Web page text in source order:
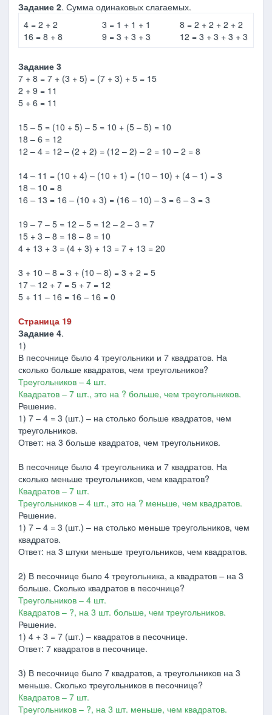
Задание 2. Сумма одинаковых слагаемых.
4 = 2 + 2
16 = 8 + 8
3 = 1 + 1 + 1
9 = 3 + 3 + 3
8 = 2 + 2 + 2 + 2
12 = 3 + 3 + 3 + 3
Задание 3
7 + 8 = 7 + (3 + 5) = (7 + 3) + 5 = 15
2 + 9 = 11
5 + 6 = 11
15 – 5 = (10 + 5) – 5 = 10 + (5 – 5) = 10
18 – 6 = 12
12 – 4 = 12 – (2 + 2) = (12 – 2) – 2 = 10 – 2 = 8
14 – 11 = (10 + 4) – (10 + 1) = (10 – 10) + (4 – 1) = 3
18 – 10 = 8
16 – 13 = 16 – (10 + 3) = (16 – 10) – 3 = 6 – 3 = 3
19 – 7 – 5 = 12 – 5 = 12 – 2 – 3 = 7
15 + 3 – 8 = 18 – 8 = 10
4 + 13 + 3 = (4 + 3) + 13 = 7 + 13 = 20
3 + 10 – 8 = 3 + (10 – 8) = 3 + 2 = 5
17 – 12 + 7 = 5 + 7 = 12
5 + 11 – 16 = 16 – 16 = 0
Страница 19
Задание 4.
1)
В песочнице было 4 треугольники и 7 квадратов. На
сколько больше квадратов, чем треугольников?
Треугольников – 4 шт.
Квадратов – 7 шт., это на ? больше, чем треугольников.
Решение.
1) 7 – 4 = 3 (шт.) – на столько больше квадратов, чем
треугольников.
Ответ: на 3 больше квадратов, чем треугольников.
В песочнице было 4 треугольника и 7 квадратов. На
сколько меньше треугольников, чем квадратов?
Квадратов – 7 шт.
Треугольников – 4 шт., это на ? меньше, чем квадратов.
Решение.
1) 7 – 4 = 3 (шт.) – на столько меньше треугольников, чем
квадратов.
Ответ: на 3 штуки меньше треугольников, чем квадратов.
2) В песочнице было 4 треугольника, а квадратов – на 3
больше. Сколько квадратов в песочнице?
Треугольников – 4 шт.
Квадратов – ?, на 3 шт. больше, чем треугольников.
Решение.
1) 4 + 3 = 7 (шт.) – квадратов в песочнице.
Ответ: 7 квадратов в песочнице.
3) В песочнице было 7 квадратов, а треугольников на 3
меньше. Сколько треугольников в песочнице?
Квадратов – 7 шт.
Треугольников – ?, на 3 шт. меньше, чем квадратов.